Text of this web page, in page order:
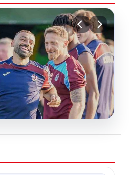
İlk Antrenmanına
Entegre Oldu